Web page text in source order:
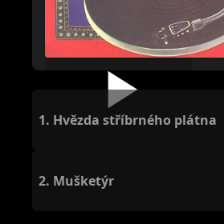
1. Hvězda stříbrného plátna
2. Mušketýr